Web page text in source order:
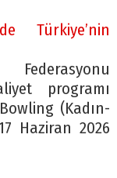
Türkiye’nin
programı
(Kadın-
Haziran 2026